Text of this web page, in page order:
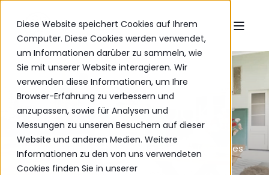
Diese Website speichert Cookies auf Ihrem
Computer. Diese Cookies werden verwendet,
um Informationen darüber zu sammeln, wie
Sie mit unserer Website interagieren. Wir
verwenden diese Informationen, um Ihre
Browser-Erfahrung zu verbessern und
anzupassen, sowie für Analysen und
Messungen zu unseren Besuchern auf dieser
Website und anderen Medien. Weitere
Informationen zu den von uns verwendeten
Cookies finden Sie in unserer
WOODSTOCK
Wenn die rohe Schönheit der Natur auf zeitloses
Design trifft.